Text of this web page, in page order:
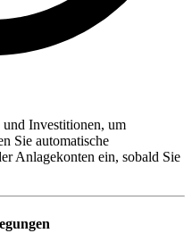
und Investitionen, um
Sie automatische
Anlagekonten ein, sobald Sie